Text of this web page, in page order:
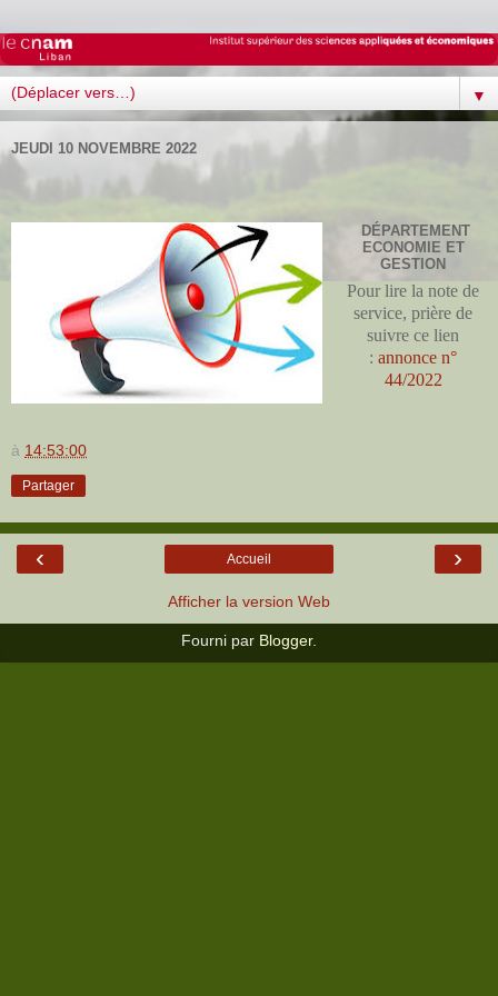
▼
JEUDI 10 NOVEMBRE 2022
DÉPARTEMENT
ECONOMIE ET
GESTION
Pour lire la note de
service, prière de
suivre ce lien
:annonce n°
44/2022
à 14:53:00
Partager
‹ ›
Accueil
Afficher la version Web
Fourni par Blogger.